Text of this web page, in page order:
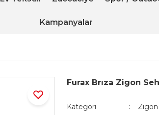
Kampanyalar
Furax Brıza Zigon
Kategori
Zigon